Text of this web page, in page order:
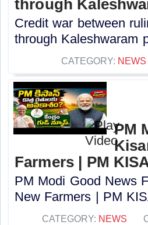
through
Credit war between
through Kaleshwaram
CATEGORY: NEWS
PM
Farmers | PM
PM Modi Good News
New Farmers | PM
CATEGORY: NEWS